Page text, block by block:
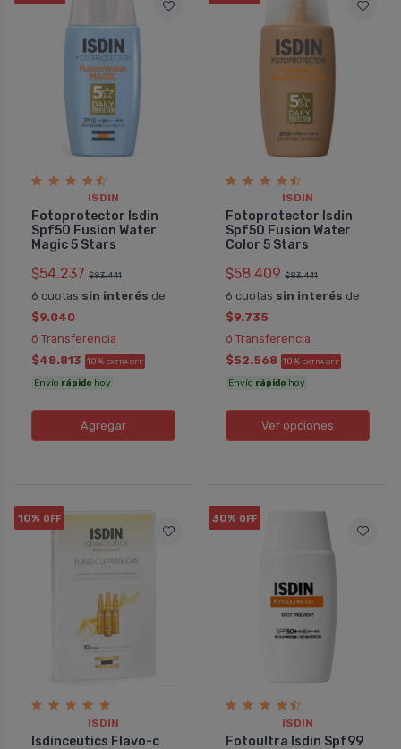
ISDIN
Fotoprotector Isdin
Spf50 Fusion Water
Magic 5 Stars
$54.237 $83.441
6 cuotas sin interés de
$9.040
ó Transferencia
$48.813 10% EXTRA OFF
Envío rápido hoy
Agregar
ISDIN
Fotoprotector Isdin
Spf50 Fusion Water
Color 5 Stars
$58.409 $83.441
6 cuotas sin interés de
$9.735
ó Transferencia
$52.568 10% EXTRA OFF
Envío rápido hoy
Ver opciones
10% OFF
ISDIN
Isdinceutics Flavo-c
30% OFF
ISDIN
Fotoultra Isdin Spf99